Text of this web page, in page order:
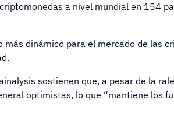
a nivel mundial en 154
más dinámico para el mercado de las
sostienen que, a pesar de la
optimistas, lo que “mantiene los